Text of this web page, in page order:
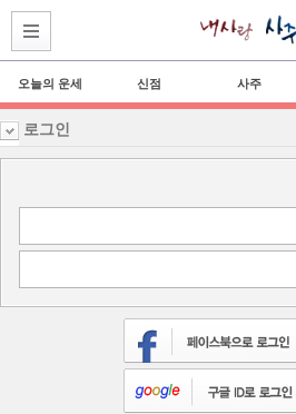
오늘의 운세 신점 사주
로그인